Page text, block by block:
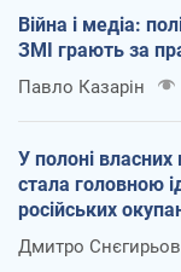
Війна і медіа:
ЗМІ грають за
Павло Казарін
У полоні власних
стала головною
російських
Дмитро Снєгирьов